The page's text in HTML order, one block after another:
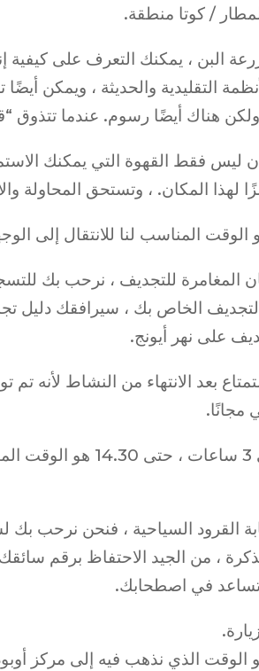
/ كوتا منطقة.
البن ، يمكنك التعرف على كيفية
التقليدية والحديثة ، ويمكن أيضًا
ولكن هناك أيضًا رسوم. عندما تتذوق
فقط القهوة التي يمكنك
لهذا المكان. ، وتستحق المحاولة
المغامرة للتجديف ، نرحب بك
الخاص بك ، سيرافقك دليل
على نهر أيونج.
بعد الانتهاء من النشاط لأنه
مجانًا.
يستغرق هذا النشاط حوالي 3
غابة القرود السياحية ، فنحن نرحب
، من الجيد الاحتفاظ برقم
في اصطحابك.